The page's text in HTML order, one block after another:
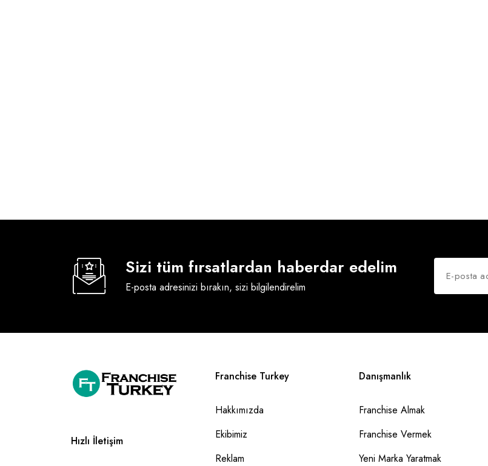
Sizi tüm fırsatlardan haberdar edelim
E-posta adresinizi bırakın, sizi bilgilendirelim
Hızlı İletişim
Franchise Turkey
Hakkımızda
Ekibimiz
Reklam
Danışmanlık
Franchise Almak
Franchise Vermek
Yeni Marka Yaratmak